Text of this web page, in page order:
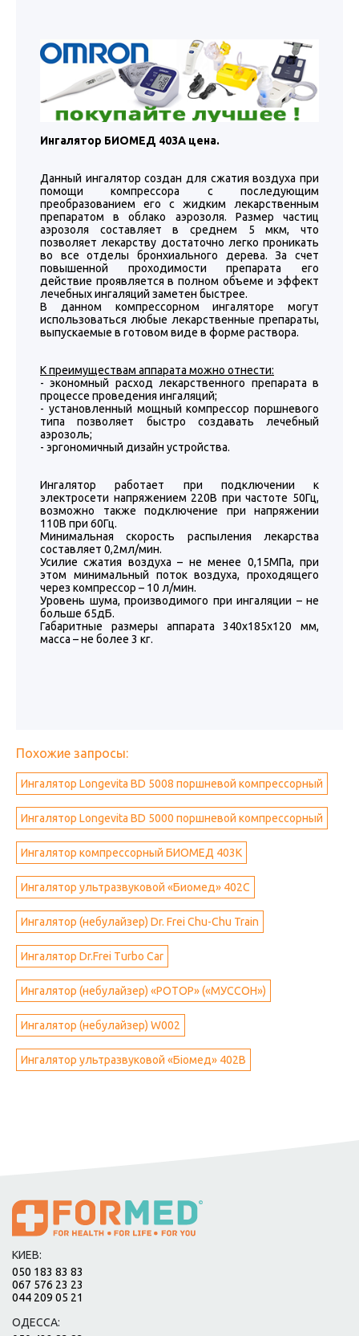
Ингалятор БИОМЕД 403А цена.
Данный ингалятор создан для сжатия воздуха при
помощи компрессора с последующим
преобразованием его с жидким лекарственным
препаратом в облако аэрозоля. Размер частиц
аэрозоля составляет в среднем 5 мкм, что
позволяет лекарству достаточно легко проникать
во все отделы бронхиального дерева. За счет
повышенной проходимости препарата его
действие проявляется в полном объеме и эффект
лечебных ингаляций заметен быстрее.
В данном компрессорном ингаляторе могут
использоваться любые лекарственные препараты,
выпускаемые в готовом виде в форме раствора.
К преимуществам аппарата можно отнести:
- экономный расход лекарственного препарата в
процессе проведения ингаляций;
- установленный мощный компрессор поршневого
типа позволяет быстро создавать лечебный
аэрозоль;
- эргономичный дизайн устройства.
Ингалятор работает при подключении к
электросети напряжением 220В при частоте 50Гц,
возможно также подключение при напряжении
110В при 60Гц.
Минимальная скорость распыления лекарства
составляет 0,2мл/мин.
Усилие сжатия воздуха – не менее 0,15МПа, при
этом минимальный поток воздуха, проходящего
через компрессор – 10 л/мин.
Уровень шума, производимого при ингаляции – не
больше 65дБ.
Габаритные размеры аппарата 340х185х120 мм,
масса – не более 3 кг.
Похожие запросы:
Ингалятор Longevita BD 5008 поршневой компрессорный
Ингалятор Longevita BD 5000 поршневой компрессорный
Ингалятор компрессорный БИОМЕД 403K
Ингалятор ультразвуковой «Биомед» 402С
Ингалятор (небулайзер) Dr. Frei Chu-Chu Train
Ингалятор Dr.Frei Turbo Car
Ингалятор (небулайзер) «РОТОР» («МУССОН»)
Ингалятор (небулайзер) W002
Ингалятор ультразвуковой «Біомед» 402В
КИЕВ:
050 183 83 83
067 576 23 23
044 209 05 21
ОДЕССА: